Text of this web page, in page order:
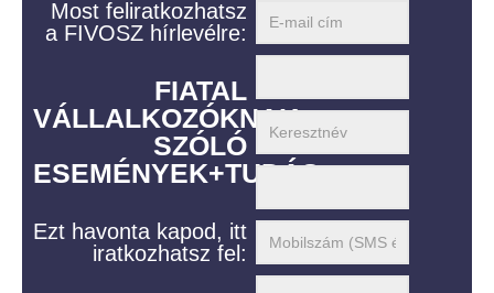
Most feliratkozhatsz
a FIVOSZ hírlevélre:
FIATAL
VÁLLALKOZÓKNAK
SZÓLÓ
ESEMÉNYEK+TUDÁS
Ezt havonta kapod, itt
iratkozhatsz fel: